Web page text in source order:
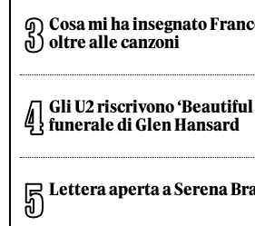
Cosa mi ha insegnato
oltre alle canzoni
Gli U2 riscrivono ‘Beautiful
funerale di Glen Hansard
Lettera aperta a Serena